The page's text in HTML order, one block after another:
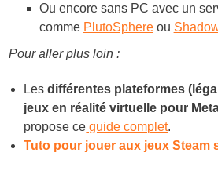
Ou encore sans PC avec un
comme PlutoSphereou
Pour aller plus loin :
Lesdifférentes plateformes
jeux en réalité virtuelle pour
propose ce guide complet.
Tuto pour jouer aux jeux Steam